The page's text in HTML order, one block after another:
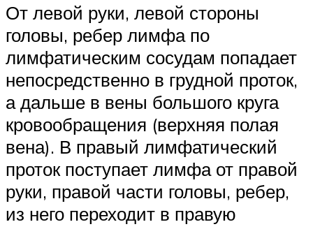
От левой руки, левой стороны
головы, ребер лимфа по
лимфатическим сосудам попадает
непосредственно в грудной проток,
а дальше в вены большого круга
кровообращения (верхняя полая
вена). В правый лимфатический
проток поступает лимфа от правой
руки, правой части головы, ребер,
из него переходит в правую